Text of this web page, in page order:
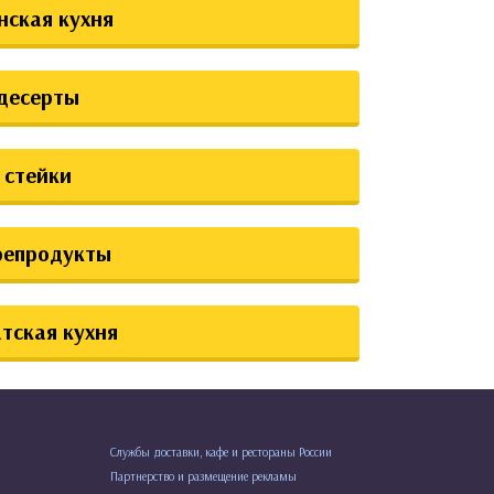
кухня
стейки
кухня
Службы доставки, кафе и рестораны России
Партнерство и размещение рекламы